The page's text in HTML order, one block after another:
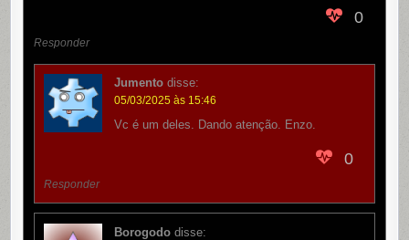
0
Responder
Jumento disse:
05/03/2025 às 15:46
Vc é um deles. Dando atenção. Enzo.
0
Responder
Borogodo disse: